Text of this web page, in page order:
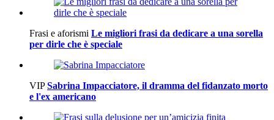
Frasi e aforismi Le migliori frasi da dedicare a una sorella
per dirle che è speciale
VIP Sabrina Impacciatore, il dramma del fidanzato morto
e l'ex americano